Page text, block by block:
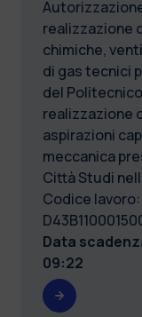
realizzazione
chimiche,
di gas tecnici
del
realizzazione
aspirazioni
meccanica
Città Studi
Codice
Data
09:22